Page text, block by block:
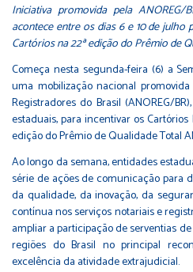
Iniciativa promovida pela ANOREG/
acontece entre os dias 6 e 10 de julho
Cartórios na 22ª edição do Prêmio de
Começa nesta segunda-feira (6) a
uma mobilização nacional
Registradores do Brasil (ANOREG/
estaduais, para incentivar os
edição do Prêmio de Qualidade Total
Ao longo da semana, entidades
série de ações de comunicação para
da qualidade, da inovação, da
contínua nos serviços notariais e
ampliar a participação de serventias
regiões do Brasil no principal
excelência da atividade extrajudicial.